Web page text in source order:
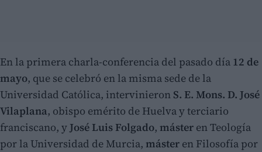
En la primera charla-conferencia del pasado día 12 de
mayo, que se celebró en la misma sede de la
Universidad Católica, intervinieron S. E. Mons. D. José
Vilaplana, obispo emérito de Huelva y terciario
franciscano, yJosé Luis Folgado, máster en Teología
por la Universidad de Murcia, máster en Filosofía por